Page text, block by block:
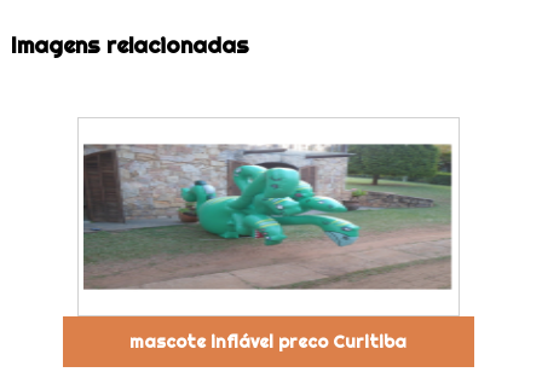
Imagens relacionadas
mascote inflável preco Curitiba